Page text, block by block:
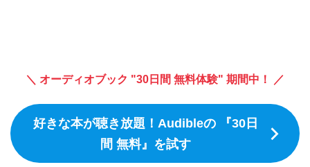
＼ オーディオブック "30日間 無料体験" 期間中！ ／
好きな本が聴き放題！Audibleの 『30日
間 無料』を試す